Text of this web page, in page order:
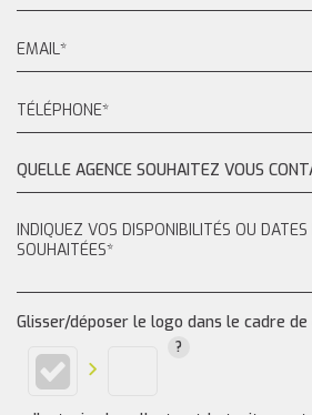
QUELLE AGENCE SOUHAITEZ VOUS
Glisser/déposer le logo dans le cadre